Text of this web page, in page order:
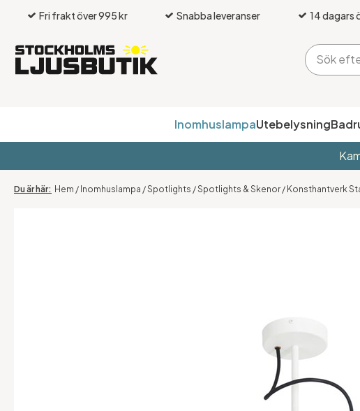
Fri frakt över 995 kr Snabba leveranser 14 dagars
InomhuslampaUtebelysning
Hem / Inomhuslampa /Spotlights /Spotlights & Skenor / Konsthantverk